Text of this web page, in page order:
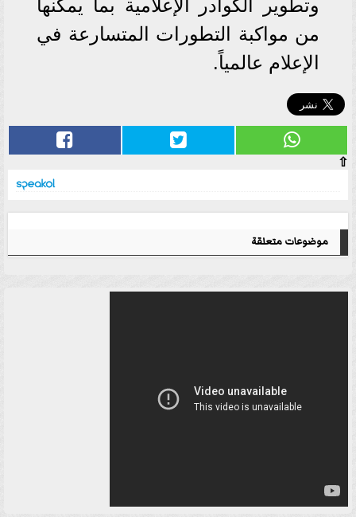
وتطوير الكوادر الإعلامية بما يمكنها
من مواكبة التطورات المتسارعة في
الإعلام عالمياً.
⇧
موضوعات متعلقة